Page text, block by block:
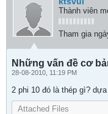
Thành viên
Tham gia
Những vấn đề cơ
28-08-2010, 11:19 PM
2 phi 10 đó là thép gì?
Attached Files